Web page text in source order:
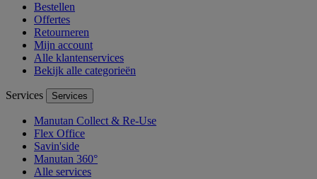
Bestellen
Offertes
Retourneren
Mijn account
Alle klantenservices
Bekijk alle categorieën
Services Services
Manutan Collect & Re-Use
Flex Office
Savin'side
Manutan 360°
Alle services